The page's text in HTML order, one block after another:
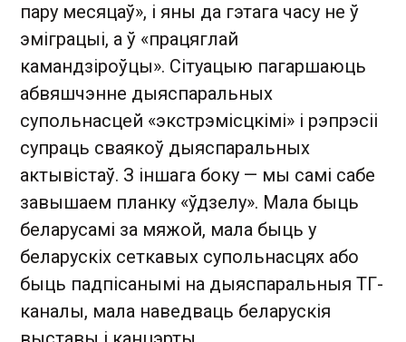
пару месяцаў», і яны да гэтага часу не ў
эміграцыі, а ў «працяглай
камандзіроўцы». Сітуацыю пагаршаюць
абвяшчэнне дыяспаральных
супольнасцей «экстрэмісцкімі» і рэпрэсіі
супраць сваякоў дыяспаральных
актывістаў. З іншага боку — мы самі сабе
завышаем планку «ўдзелу». Мала быць
беларусамі за мяжой, мала быць у
беларускіх сеткавых супольнасцях або
быць падпісанымі на дыяспаральныя ТГ-
каналы, мала наведваць беларускія